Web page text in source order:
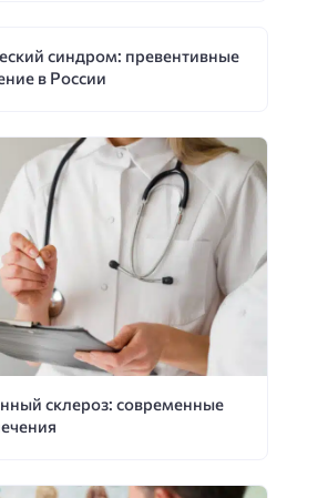
синдром: превентивные
в России
склероз: современные